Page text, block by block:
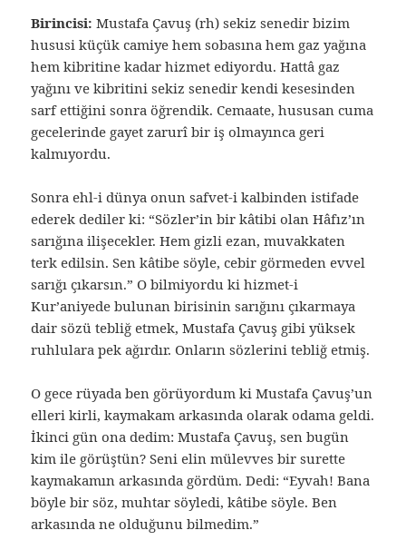
Birincisi: Mustafa Çavuş (rh) sekiz senedir bizim
hususi küçük camiye hem sobasına hem gaz yağına
hem kibritine kadar hizmet ediyordu. Hattâ gaz
yağını ve kibritini sekiz senedir kendi kesesinden
sarf ettiğini sonra öğrendik. Cemaate, hususan cuma
gecelerinde gayet zarurî bir iş olmayınca geri
kalmıyordu.
Sonra ehl-i dünya onun safvet-i kalbinden istifade
ederek dediler ki: “Sözler’in bir kâtibi olan Hâfız’ın
sarığına ilişecekler. Hem gizli ezan, muvakkaten
terk edilsin. Sen kâtibe söyle, cebir görmeden evvel
sarığı çıkarsın.” O bilmiyordu ki hizmet-i
Kur’aniyede bulunan birisinin sarığını çıkarmaya
dair sözü tebliğ etmek, Mustafa Çavuş gibi yüksek
ruhlulara pek ağırdır. Onların sözlerini tebliğ etmiş.
O gece rüyada ben görüyordum ki Mustafa Çavuş’un
elleri kirli, kaymakam arkasında olarak odama geldi.
İkinci gün ona dedim: Mustafa Çavuş, sen bugün
kim ile görüştün? Seni elin mülevves bir surette
kaymakamın arkasında gördüm. Dedi: “Eyvah! Bana
böyle bir söz, muhtar söyledi, kâtibe söyle. Ben
arkasında ne olduğunu bilmedim.”